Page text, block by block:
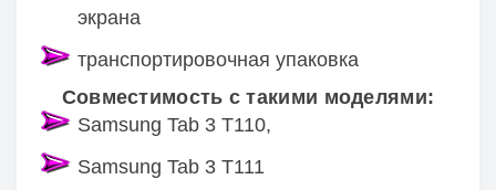
экрана
транспортировочная упаковка
Совместимость с такими моделями:
Samsung Tab 3 T110,
Samsung Tab 3 T111